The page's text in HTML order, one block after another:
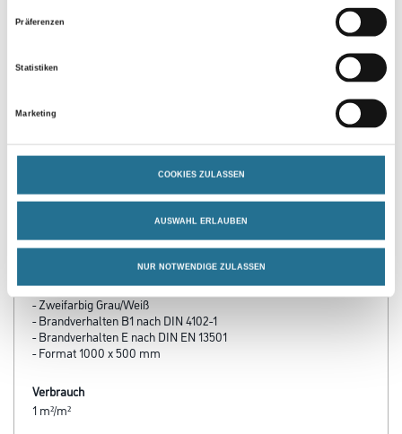
Präferenzen
Statistiken
Marketing
COOKIES ZULASSEN
AUSWAHL ERLAUBEN
NUR NOTWENDIGE ZULASSEN
PRODUKTEIGENSCHAFTEN
- Kantenausbildung: Stumpf
- Blendfreie Verarbeitung
- Bemessungswert der Wärmeleitfähigkeit λ = 0,032 W/(mK)
- Zweifarbig Grau/Weiß
- Brandverhalten B1 nach DIN 4102-1
- Brandverhalten E nach DIN EN 13501
- Format 1000 x 500 mm
Verbrauch
1 m²/m²